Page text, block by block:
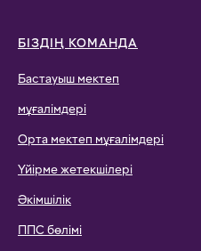
БІЗДІҢ КОМАНДА
Бастауыш мектеп
мұғалімдері
Орта мектеп мұғалімдері
Үйірме жетекшілері
Әкімшілік
ППС бөлімі